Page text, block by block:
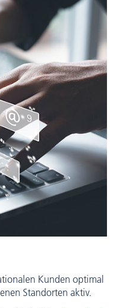
Kunden optimal
Standorten aktiv.